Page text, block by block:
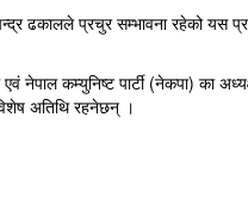
ढकालले प्रचुर सम्भावना रहेको यस
एवं नेपाल कम्युनिष्ट पार्टी (नेकपा)
अतिथि रहनेछन् ।